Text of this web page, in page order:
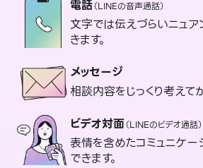
電話（LINEの音声通話）
文字では伝えづらいニュ
きます。
メッセージ
相談内容をじっくり考えて
ビデオ対面（LINEのビデオ通話）
表情を含めたコミュニケー
できます。